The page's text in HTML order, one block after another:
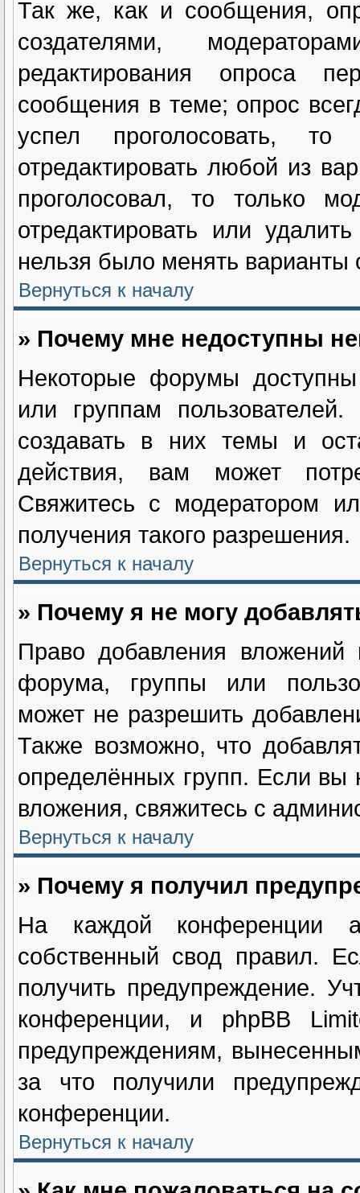
Так же, как и сообщения,
создателями,
редактирования опроса
сообщения в теме; опрос
успел проголосовать,
отредактировать любой из
проголосовал, то только
отредактировать или
нельзя было менять варианты
Вернуться к началу
» Почему мне недоступны
Некоторые форумы
или группам
создавать в них темы и
действия, вам может
Свяжитесь с модератором
получения такого разрешения.
Вернуться к началу
» Почему я не могу
Право добавления
форума, группы или
может не разрешить
Также возможно, что
определённых групп. Если вы
вложения, свяжитесь с
Вернуться к началу
» Почему я получил
На каждой конференции
собственный свод правил.
получить предупреждение.
конференции, и phpBB
предупреждениям,
за что получили
конференции.
Вернуться к началу